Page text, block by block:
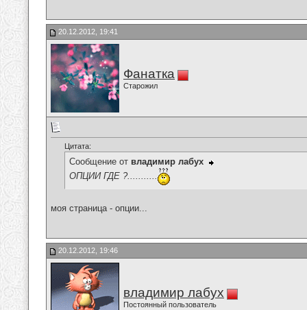
20.12.2012, 19:41
Фанатка
Старожил
Цитата:
Сообщение от владимир лабух
ОПЦИИ ГДЕ ?...........
моя страница - опции...
20.12.2012, 19:46
владимир лабух
Постоянный пользователь